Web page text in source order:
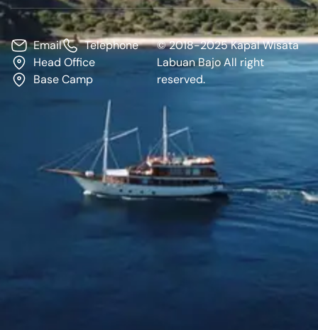
Email
Telephone
Head Office
Base Camp
© 2018-2025 Kapal Wisata
Labuan Bajo All right
reserved.